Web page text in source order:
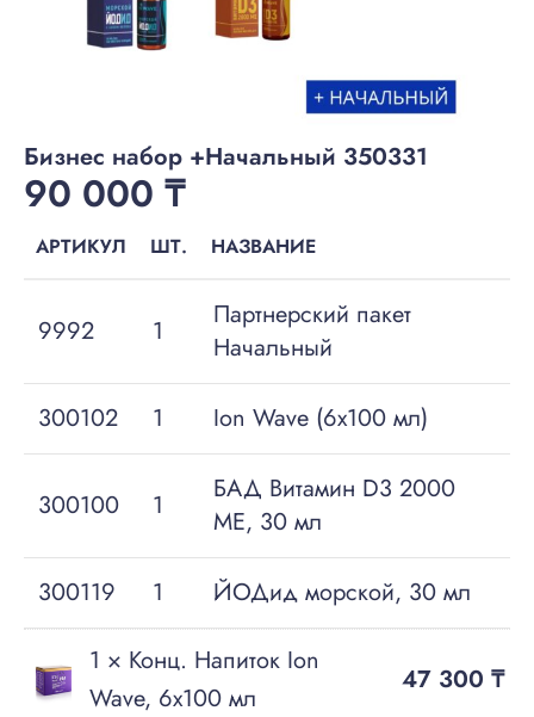
Бизнес набор +Начальный 350331
90 000 ₸
АРТИКУЛ ШТ. НАЗВАНИЕ
9992 1
Партнерский пакет
Начальный
300102 1 Ion Wave (6х100 мл)
300100 1
БАД Витамин D3 2000
ME, 30 мл
300119 1
ЙОДид морской, 30 мл
1 × Конц. Напиток Ion
Wave, 6х100 мл
47 300 ₸